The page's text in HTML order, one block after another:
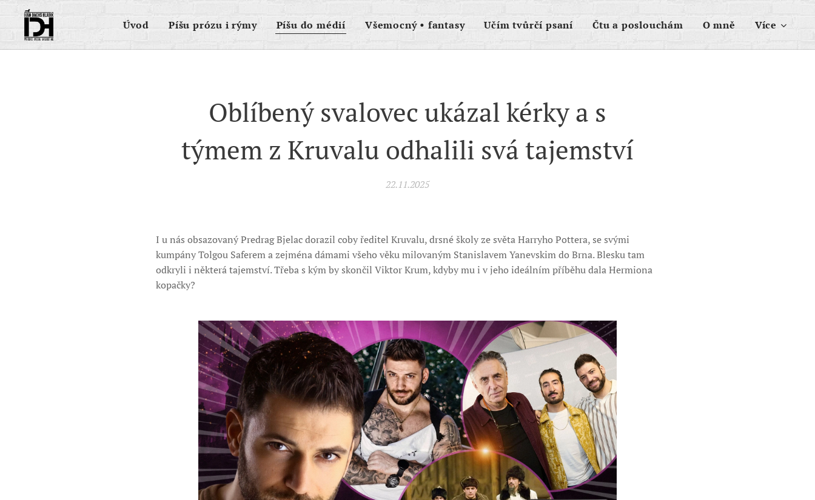
Úvod Píšu prózu i rýmy Píšu do médií Všemocný • fantasy Učím tvůrčí psaní Čtu a poslouchám O mně Více
Oblíbený svalovec ukázal kérky a s
týmem z Kruvalu odhalili svá tajemství
22.11.2025
I u nás obsazovaný Predrag Bjelac dorazil coby ředitel Kruvalu, drsné školy ze světa Harryho Pottera, se svými
kumpány Tolgou Saferem a zejména dámami všeho věku milovaným Stanislavem Yanevskim do Brna. Blesku tam
odkryli i některá tajemství. Třeba s kým by skončil Viktor Krum, kdyby mu i v jeho ideálním příběhu dala Hermiona
kopačky?